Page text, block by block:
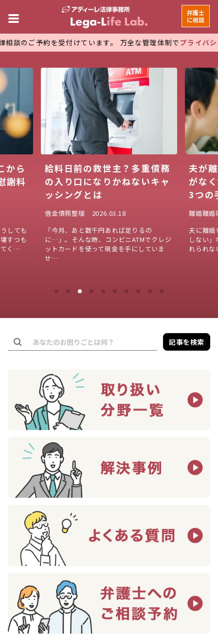
けています。 万全な管理体制で プライバシーを厳守していま
弁護士
に相談
債務
キャ
クレジ
いま
夫が離婚してくれない！合意
がなくても離婚を成立させる
3つの手順
離婚離婚理由
2026.03.13
夫に離婚を切り出したのに、「絶対に離婚
しない」などと拒否された場合、「一生別
れられないのでは…」と不安になるか…
「今
い！
方法
退職労働
3月の年
限界を
願う方
記事を検索